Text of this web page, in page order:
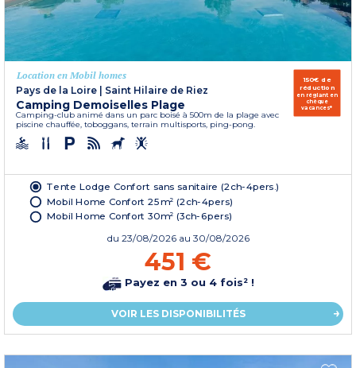
Location en Mobil homes
Pays de la Loire | Saint Hilaire de Riez
Camping Demoiselles Plage
Camping-club animé dans un parc boisé à 500m de la plage avec
piscine chauffée, toboggans, terrain multisports, ping-pong.
150€ de
réduction
en réglant en
chèque
vacances*
Tente Lodge Confort sans sanitaire (2ch-4pers.)
Mobil Home Confort 25m² (2ch-4pers)
Mobil Home Confort 30m² (3ch-6pers)
du 23/08/2026 au 30/08/2026
451 €
Payez en 3 ou 4 fois² !
VOIR LES DISPONIBILITÉS